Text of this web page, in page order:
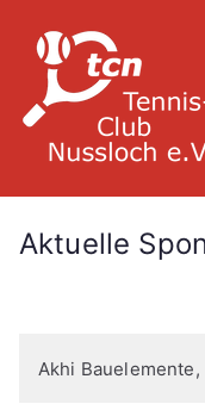
Inhalt
springen
Aktuelle
Akhi Bauelemente,